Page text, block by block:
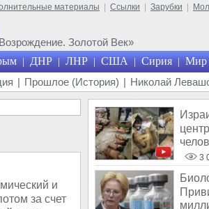
материалы Ссылки Зарубки
Золотой Век»
| ДНР | ЛНР | США | Сирия | Мир
| Прошлое (История) | Николай
и
за счет
3